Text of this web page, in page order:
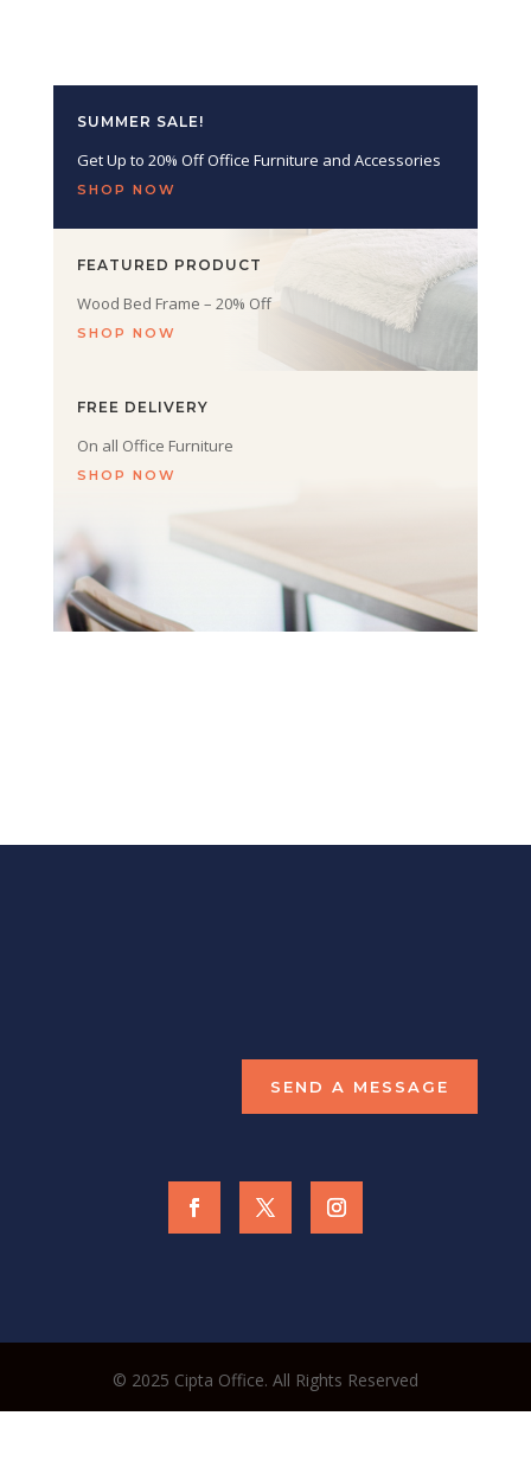
SUMMER SALE!
Get Up to 20% Off Office Furniture and Accessories
SHOP NOW
FEATURED PRODUCT
Wood Bed Frame – 20% Off
SHOP NOW
FREE DELIVERY
On all Office Furniture
SHOP NOW
SEND A MESSAGE
© 2025 Cipta Office. All Rights Reserved